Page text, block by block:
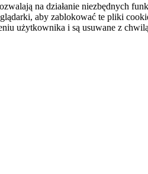
na działanie niezbędnych
aby zablokować te pliki
użytkownika i są usuwane z